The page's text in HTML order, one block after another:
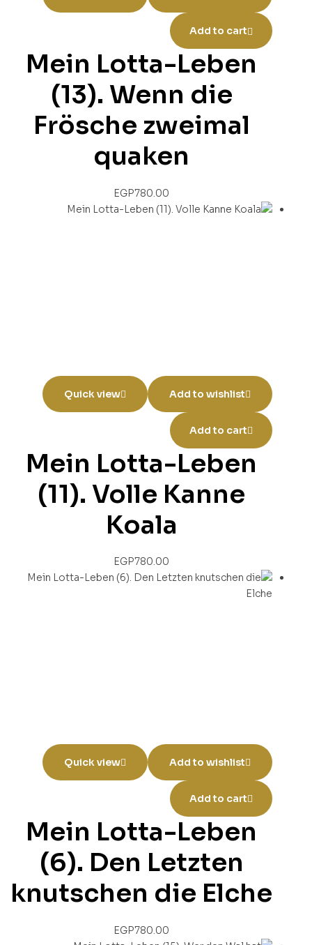
Add to cart
Mein Lotta-Leben
(13). Wenn die
Frösche zweimal
quaken
EGP780.00
Add to wishlist
Quick view
Add to cart
Mein Lotta-Leben
(11). Volle Kanne
Koala
EGP780.00
Add to wishlist
Quick view
Add to cart
Mein Lotta-Leben
(6). Den Letzten
knutschen die Elche
EGP780.00